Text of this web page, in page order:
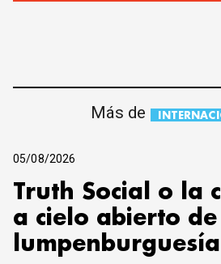
Más de
05/08/2026
Truth Social o la
a cielo abierto
lumpenburguesía